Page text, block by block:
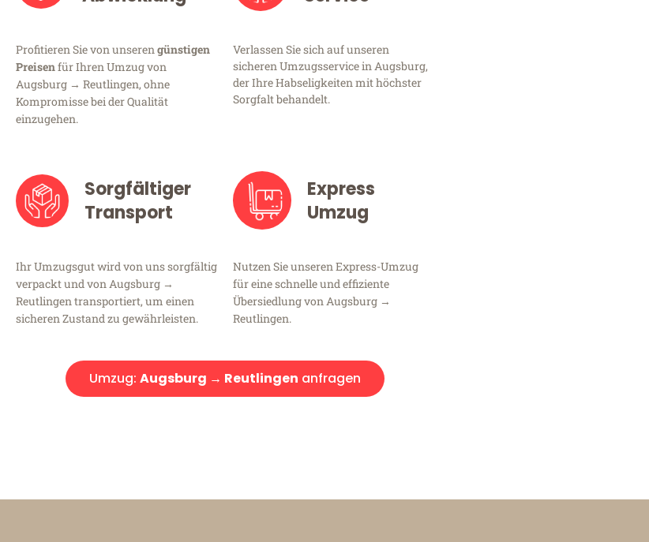
Profitieren Sie von unserengünstigen
Preisenfür Ihren Umzug von
Augsburg → Reutlingen, ohne
Kompromisse bei der Qualität
einzugehen.
Verlassen Sie sich auf unseren
sicheren Umzugsservice in Augsburg,
der Ihre Habseligkeiten mit höchster
Sorgfalt behandelt.
Sorgfältiger
Transport
Ihr Umzugsgut wird von uns sorgfältig
verpackt und von Augsburg →
Reutlingen transportiert, um einen
sicheren Zustand zu gewährleisten.
Express
Umzug
Nutzen Sie unseren Express-Umzug
für eine schnelle und effiziente
Übersiedlung von Augsburg →
Reutlingen.
Umzug: Augsburg → Reutlingen anfragen